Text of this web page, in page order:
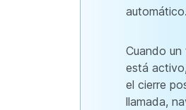
automático.
Cuando
está
el cierre
llamada,